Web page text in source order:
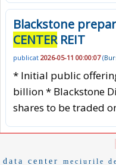
Blackstone
CENTERREIT
publicat 2026-05-11 00:00:07(
* Initial public
billion * Blackstone
shares to be traded
data center meciurile